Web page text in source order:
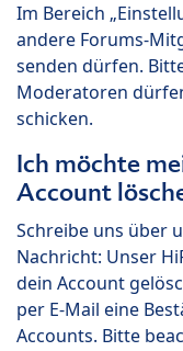
Im Bereich
andere Forums-
senden dürfen.
Moderatoren
schicken.
Ich möchte
Account
Schreibe uns über
Nachricht: Unser
dein Account
per E-Mail eine
Accounts. Bitte